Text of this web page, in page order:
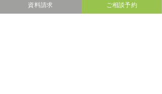
資料請求 ご相談予約